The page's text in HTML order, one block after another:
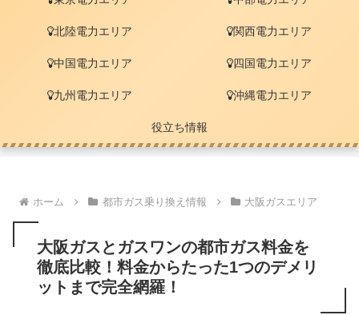
北陸電力エリア 関西電力エリア
中国電力エリア 四国電力エリア
九州電力エリア 沖縄電力エリア
役立ち情報
ホーム 都市ガス乗り換え情報 大阪ガスエリア
大阪ガスとガスワンの都市ガス料金を
徹底比較！料金からたった1つのデメリ
ットまで完全網羅！